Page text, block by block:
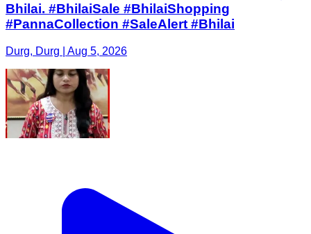
Bhilai. #BhilaiSale #BhilaiShopping
#PannaCollection #SaleAlert #Bhilai
Durg, Durg | Aug 5, 2026